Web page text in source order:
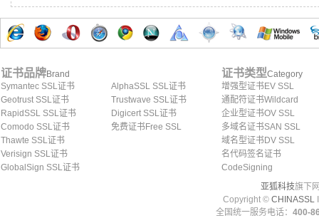
证书品牌Brand
Symantec SSL证书
Geotrust SSL证书
RapidSSL SSL证书
Comodo SSL证书
Thawte SSL证书
Verisign SSL证书
GlobalSign SSL证书
AlphaSSL SSL证书
Trustwave SSL证书
Digicert SSL证书
免费证书Free SSL
证书类型Category
增强型证书EV SSL
通配符证书Wildcard
企业型证书OV SSL
多域名证书SAN SSL
域名型证书DV SSL
名代码签名证书
CodeSigning
亚狐科技旗下
Copyright © CHINASSL
全国统一服务电话： 400-